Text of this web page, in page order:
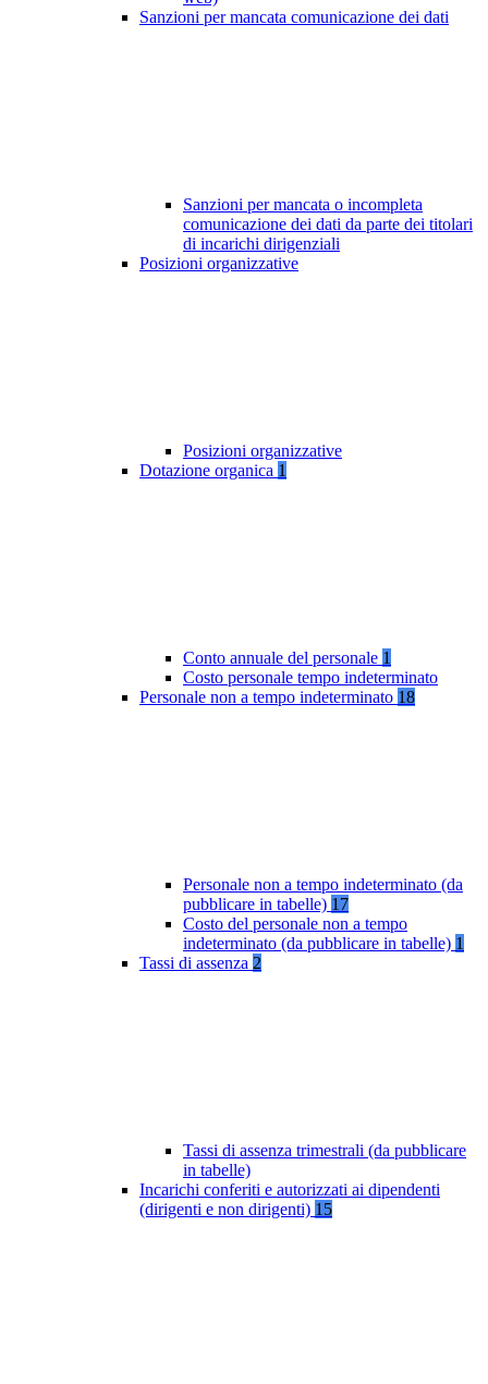
Sanzioni per mancata comunicazione dei dati
Sanzioni per mancata o incompleta
comunicazione dei dati da parte dei titolari
di incarichi dirigenziali
Posizioni organizzative
Posizioni organizzative
Dotazione organica 1
Conto annuale del personale 1
Costo personale tempo indeterminato
Personale non a tempo indeterminato 18
Personale non a tempo indeterminato (da
pubblicare in tabelle) 17
Costo del personale non a tempo
indeterminato (da pubblicare in tabelle) 1
Tassi di assenza 2
Tassi di assenza trimestrali (da pubblicare
in tabelle)
Incarichi conferiti e autorizzati ai dipendenti
(dirigenti e non dirigenti) 15